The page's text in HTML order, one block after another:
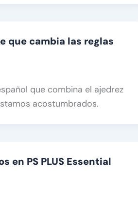
que cambia las reglas
que combina el ajedrez
acostumbrados.
en PS PLUS Essential